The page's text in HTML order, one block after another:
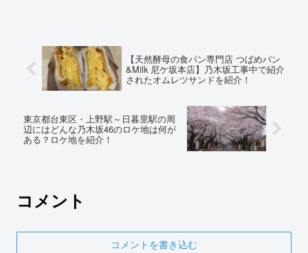
【天然酵母の食パン専門店 つばめパン
&Milk 尼ケ坂本店】乃木坂工事中で紹介
されたオムレツサンドを紹介！
東京都台東区・上野駅～日暮里駅の周
辺にはどんな乃木坂46のロケ地は何が
ある？ロケ地を紹介！
コメント
コメントを書き込む